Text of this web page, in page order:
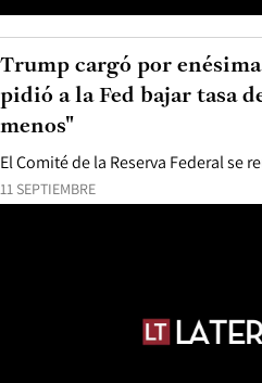
11 SEPTIEMBRE
El Comité de la Reserva Federal se
Trump cargó por
pidió a la Fed bajar tasa
menos"